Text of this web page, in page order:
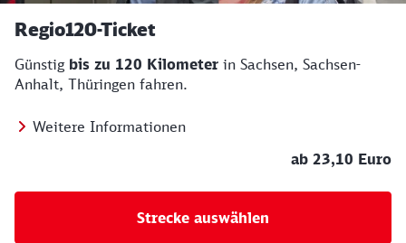
Regio120-Ticket
Günstig bis zu 120 Kilometer in Sachsen, Sachsen-
Anhalt, Thüringen fahren.
Weitere Informationen
ab 23,10 Euro
Strecke auswählen